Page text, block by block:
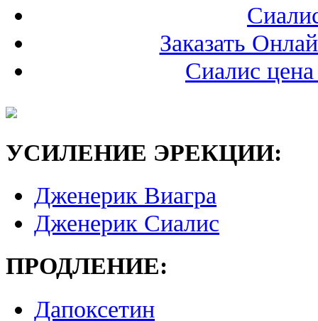
Заказать
Сиалис
УСИЛЕНИЕ ЭРЕКЦИИ:
Дженерик Виагра
Дженерик Сиалис
ПРОДЛЕНИЕ:
Дапоксетин